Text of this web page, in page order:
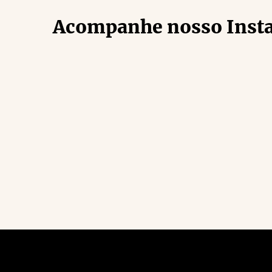
Acompanhe nosso